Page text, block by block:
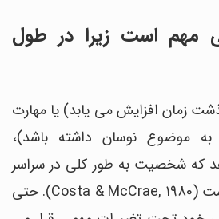
است زیرا در طول
زمان افزایش می یابد) یا مهارت
موضوع نوسان داشته باشد)،
که شخصیت به طور کلی در سراسر
طول زندگی ما ثابت است (Costa & McCrae, 1980). حتی